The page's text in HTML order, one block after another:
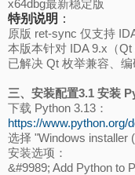
x64dbg最新稳定版
特别说明 ：
原版 ret-sync 仅支持
本版本针对 IDA 9.x（
已解决 Qt 枚举兼容、
三、安装配置3.1 安装
下载 Python 3.13：
https://www.python.org/
选择 "Windows installer
安装选项：
&#9989; Add Python to